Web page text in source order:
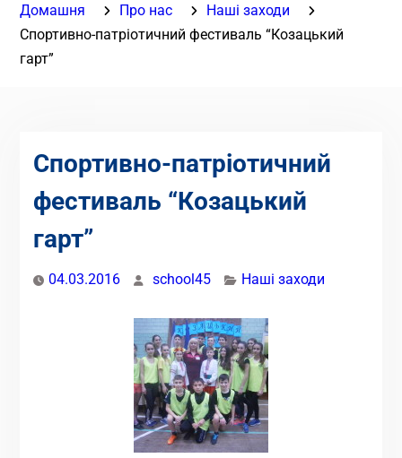
Домашня Про нас
Наші заходи
Спортивно-патріотичний фестиваль “Козацький
гарт”
Спортивно-патріотичний
фестиваль “Козацький
гарт”
04.03.2016 school45 Наші заходи